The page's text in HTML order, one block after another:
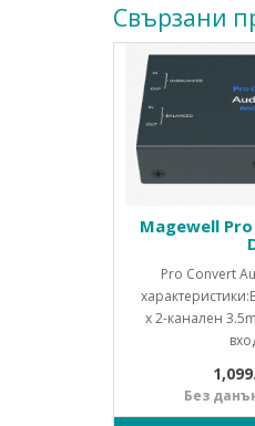
Свързани
Magewell
Pro Convert
x 2-канален
Без